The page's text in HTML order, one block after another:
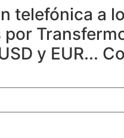
telefónica a
y EUR...